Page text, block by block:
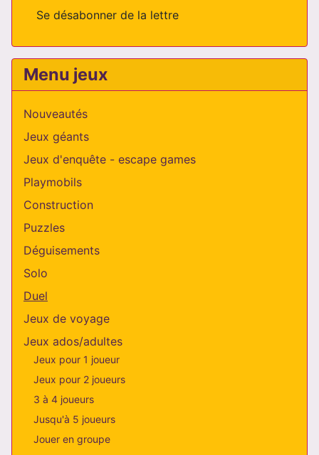
Se désabonner de la lettre
Menu jeux
Nouveautés
Jeux géants
Jeux d'enquête - escape games
Playmobils
Construction
Puzzles
Déguisements
Solo
Duel
Jeux de voyage
Jeux ados/adultes
Jeux pour 1 joueur
Jeux pour 2 joueurs
3 à 4 joueurs
Jusqu'à 5 joueurs
Jouer en groupe